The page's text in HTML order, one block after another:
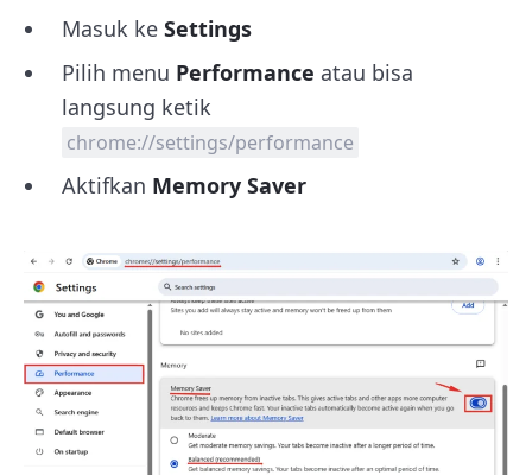
Masuk ke Settings
Pilih menu Performance atau bisa
langsung ketik
chrome://settings/performance
Aktifkan Memory Saver